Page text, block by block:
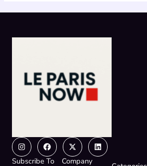
InstagramFacebook
X-
twitter
Linkedin
Subscribe To
Company